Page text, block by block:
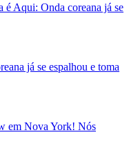
é Aqui: Onda coreana já se
já se espalhou e toma
em Nova York! Nós